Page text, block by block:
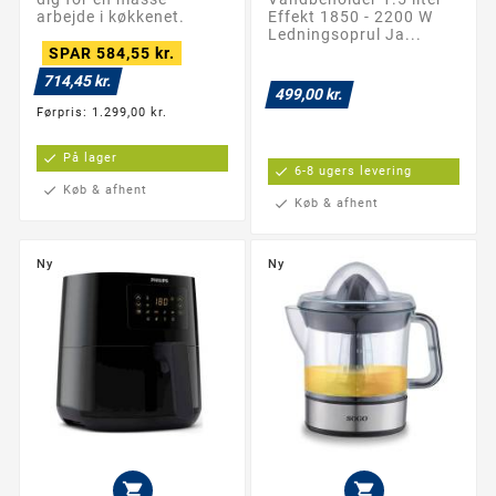
arbejde i køkkenet.
SPAR 584,55 kr.
714,45 kr.
Førpris: 1.299,00 kr.
check På lager
check Køb & afhent
Effekt 1850 - 2200 W
Ledningsoprul Ja...
499,00 kr.
check 6-8 ugers levering
check Køb & afhent
Ny

Ny
